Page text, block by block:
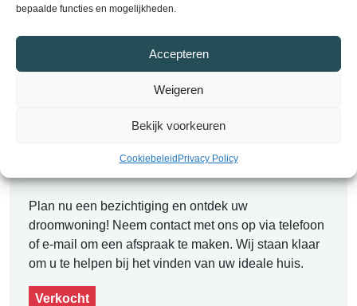
bepaalde functies en mogelijkheden.
Accepteren
Weigeren
Bekijk voorkeuren
Cookiebeleid Privacy Policy
Plan een bezichtiging
Plan nu een bezichtiging en ontdek uw
droomwoning! Neem contact met ons op via telefoon
of e-mail om een afspraak te maken. Wij staan klaar
om u te helpen bij het vinden van uw ideale huis.
Verkocht